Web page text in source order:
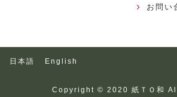
お問い
日本語 English
Copyright © 2020 紙ＴＯ和